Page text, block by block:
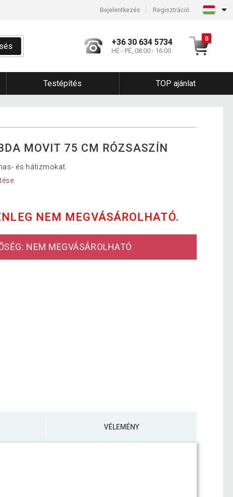
Bejelentkezés Regisztráció
+36 30 634 5734
HÉ - PÉ, 08:00 - 16:00
0
Testépítés TOP ajánlat
MOVIT 75 CM RÓZSASZÍN
és hátizmokat.
NEM MEGVÁSÁROLHATÓ.
NEM MEGVÁSÁROLHATÓ
VÉLEMÉNY